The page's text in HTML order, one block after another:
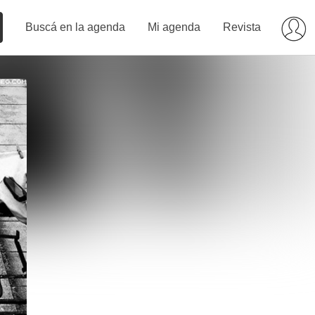
Buscá en la agenda Mi agenda Revista